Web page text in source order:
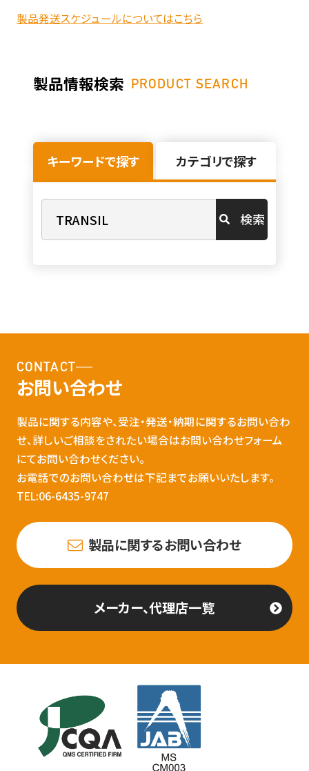
製品発送スケジュールについてはこちら
製品情報検索 PRODUCT SEARCH
キーワードで探す カテゴリで探す
検索
CONTACT
お問い合わせ
製品に関する内容や、受注・発送・納期に関するお問い合わ
せ、詳しいご相談をされたい場合はお問い合わせフォーム
にてお問い合わせください。
お電話でのお問い合わせは下記までお願いいたします。
TEL:06-6435-9747
製品に関するお問い合わせ
メーカー、代理店一覧